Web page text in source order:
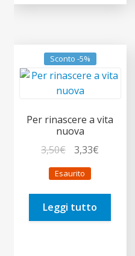
Sconto -5%
Per rinascere a vita
nuova
3,50€
prezzo
originale
era:
3,50€.
3,33€
è:
Esaurito
Leggi tutto